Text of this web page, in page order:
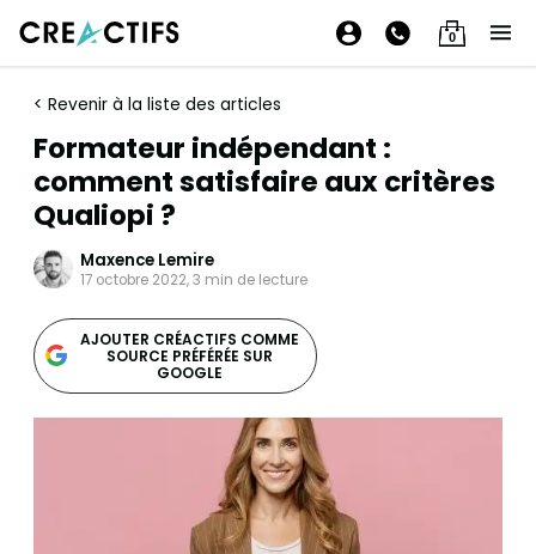
0
< Revenir à la liste des articles
Formateur indépendant :
comment satisfaire aux critères
Qualiopi ?
Maxence Lemire
17 octobre 2022, 3 min de lecture
AJOUTER CRÉACTIFS COMME
SOURCE PRÉFÉRÉE SUR
GOOGLE